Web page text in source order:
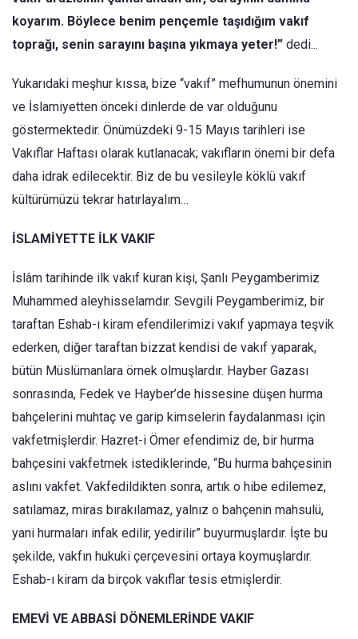
koyarım. Böylece benim pençemle taşıdığım vakıf
toprağı, senin sarayını başına yıkmaya yeter!” dedi...
Yukarıdaki meşhur kıssa, bize “vakıf” mefhumunun önemini
ve İslamiyetten önceki dinlerde de var olduğunu
göstermektedir. Önümüzdeki 9-15 Mayıs tarihleri ise
Vakıflar Haftası olarak kutlanacak; vakıfların önemi bir defa
daha idrak edilecektir. Biz de bu vesileyle köklü vakıf
kültürümüzü tekrar hatırlayalım…
İSLAMİYETTE İLK VAKIF
İslâm tarihinde ilk vakıf kuran kişi, Şanlı Peygamberimiz
Muhammed aleyhisselamdır. Sevgili Peygamberimiz, bir
taraftan Eshab-ı kiram efendilerimizi vakıf yapmaya teşvik
ederken, diğer taraftan bizzat kendisi de vakıf yaparak,
bütün Müslümanlara örnek olmuşlardır. Hayber Gazası
sonrasında, Fedek ve Hayber’de hissesine düşen hurma
bahçelerini muhtaç ve garip kimselerin faydalanması için
vakfetmişlerdir. Hazret-i Ömer efendimiz de, bir hurma
bahçesini vakfetmek istediklerinde, “Bu hurma bahçesinin
aslını vakfet. Vakfedildikten sonra, artık o hibe edilemez,
satılamaz, miras bırakılamaz, yalnız o bahçenin mahsulü,
yani hurmaları infak edilir, yedirilir” buyurmuşlardır. İşte bu
şekilde, vakfın hukuki çerçevesini ortaya koymuşlardır.
Eshab-ı kiram da birçok vakıflar tesis etmişlerdir.
EMEVİ VE ABBASİ DÖNEMLERİNDE VAKIF